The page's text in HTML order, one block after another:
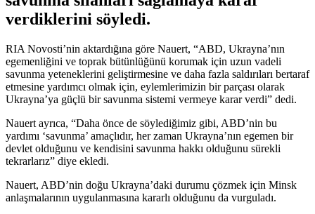
verdiklerini söyledi.
RIA Novosti’nin aktardığına göre Nauert, “ABD, Ukrayna’nın
egemenliğini ve toprak bütünlüğünü korumak için uzun vadeli
savunma yeteneklerini geliştirmesine ve daha fazla saldırıları bertaraf
etmesine yardımcı olmak için, eylemlerimizin bir parçası olarak
Ukrayna’ya güçlü bir savunma sistemi vermeye karar verdi” dedi.
Nauert ayrıca, “Daha önce de söylediğimiz gibi, ABD’nin bu
yardımı ‘savunma’ amaçlıdır, her zaman Ukrayna’nın egemen bir
devlet olduğunu ve kendisini savunma hakkı olduğunu sürekli
tekrarlarız” diye ekledi.
Nauert, ABD’nin doğu Ukrayna’daki durumu çözmek için Minsk
anlaşmalarının uygulanmasına kararlı olduğunu da vurguladı.